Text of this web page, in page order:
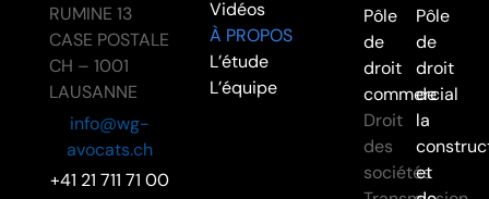
RUMINE 13
CASE POSTALE
CH – 1001
LAUSANNE
info@wg-
avocats.ch
+41 21 711 71 00
Vidéos
À PROPOS
L’étude
L’équipe
Pôle
de
droit
commercial
Droit
des
sociétés
Pôle
de
droit
de
la
et